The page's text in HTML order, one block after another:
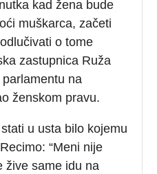
kad žena bude
muškarca, začeti
o tome
zastupnica Ruža
na
ženskom pravu.
u usta bilo kojemu
“Meni nije
žive same idu na